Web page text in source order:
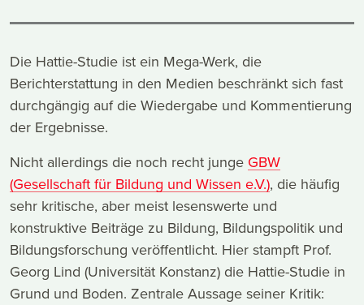
Die Hattie-Studie ist ein Mega-Werk, die
Berichterstattung in den Medien beschränkt sich fast
durchgängig auf die Wiedergabe und Kommentierung
der Ergebnisse.
Nicht allerdings die noch recht junge GBW
(Gesellschaft für Bildung und Wissen e.V.), die häufig
sehr kritische, aber meist lesenswerte und
konstruktive Beiträge zu Bildung, Bildungspolitik und
Bildungsforschung veröffentlicht. Hier stampft Prof.
Georg Lind (Universität Konstanz) die Hattie-Studie in
Grund und Boden. Zentrale Aussage seiner Kritik: